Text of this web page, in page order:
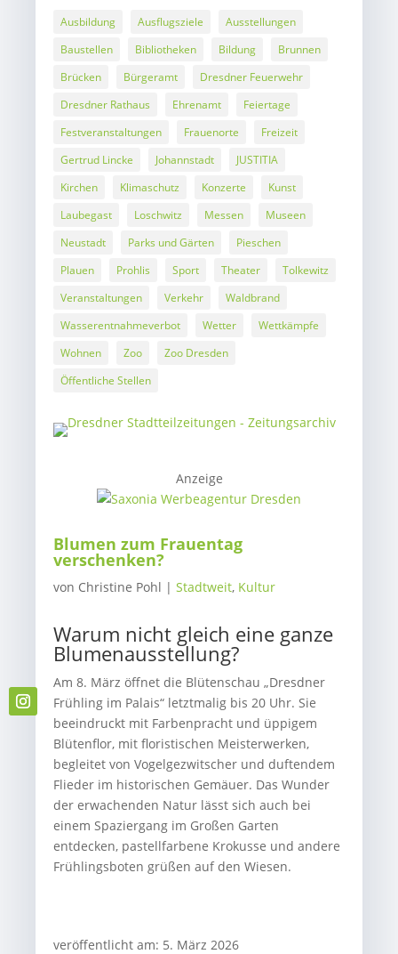
Ausbildung Ausflugsziele
Ausstellungen
Baustellen
Bibliotheken Bildung
Brunnen
Brücken
Bürgeramt
Dresdner Feuerwehr
Dresdner Rathaus
Ehrenamt
Feiertage
Festveranstaltungen
Frauenorte
Freizeit
Gertrud Lincke
Johannstadt
JUSTITIA
Kirchen
Klimaschutz Konzerte
Kunst
Laubegast
Loschwitz Messen
Museen
Neustadt
Parks und Gärten
Pieschen
Plauen
Prohlis Sport Theater
Tolkewitz
Veranstaltungen
Verkehr
Waldbrand
Wasserentnahmeverbot
Wetter
Wettkämpfe
Wohnen
Zoo
Zoo Dresden
Öffentliche Stellen
Anzeige
Blumen zum Frauentag
verschenken?
von Christine Pohl |Stadtweit, Kultur
Warum nicht gleich eine ganze
Blumenausstellung?
Am 8. März öffnet die Blütenschau „Dresdner
Frühling im Palais“ letztmalig bis 20 Uhr. Sie
beeindruckt mit Farbenpracht und üppigem
Blütenflor, mit floristischen Meisterwerken,
begleitet von Vogelgezwitscher und duftendem
Flieder im historischen Gemäuer. Das Wunder
der erwachenden Natur lässt sich auch bei
einem Spaziergang im Großen Garten
entdecken, pastellfarbene Krokusse und andere
Frühlingsboten grüßen auf den Wiesen.
veröffentlicht am: 5. März 2026